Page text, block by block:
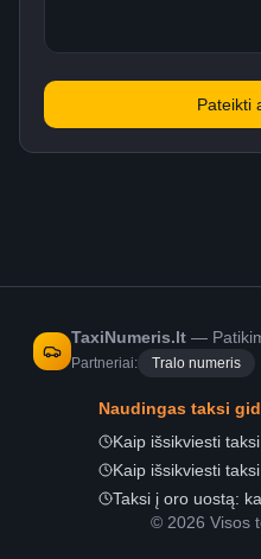
Pateikti
TaxiNumeris.lt —
Partneriai: Tralo numeris
Naudingas taksi
Kaip išsikviesti
Kaip išsikviesti
Taksi į oro uostą:
© 2026 Visos